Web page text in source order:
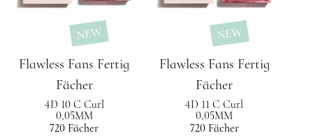
NEW
Flawless Fans Fertig
Fächer
4D 10 C Curl
0,05MM
720 Fächer
NEW
Flawless Fans Fertig
Fächer
4D 11 C Curl
0,05MM
720 Fächer